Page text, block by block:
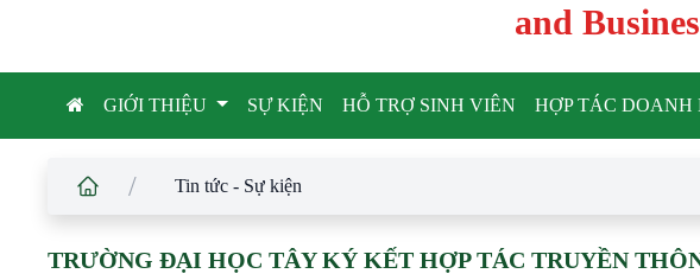
and
GIỚI THIỆU SỰ KIỆN HỖ TRỢ SINH VIÊN HỢP TÁC DOANH
/ Tin tức - Sự kiện
TRƯỜNG ĐẠI HỌC TÂY KÝ KẾT HỢP TÁC TRUYỀN